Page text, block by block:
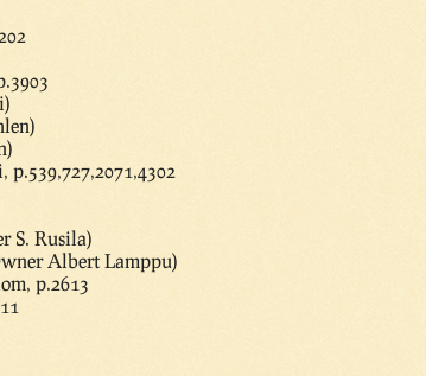
S. Rusila)
Albert Lamppu)
p.2613